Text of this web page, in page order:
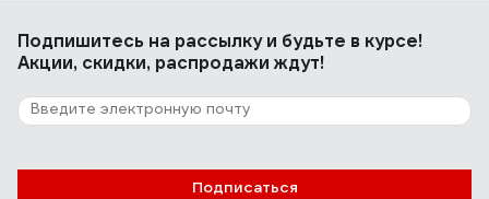
Подпишитесь на рассылкуи будьте в курсе!
Акции, скидки, распродажи ждут!
Подписаться